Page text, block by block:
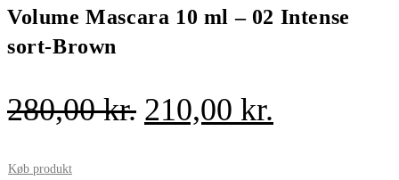
Volume Mascara 10 ml – 02 Intense
sort-Brown
280,00kr. Den
210,00 kr.
Køb produkt